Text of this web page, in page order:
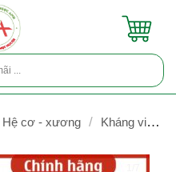
Hệ cơ - xương /
Kháng viêm